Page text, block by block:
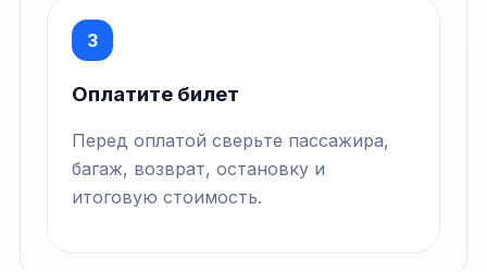
3
Оплатите билет
Перед оплатой сверьте пассажира,
багаж, возврат, остановку и
итоговую стоимость.